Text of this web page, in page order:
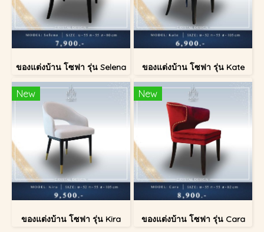
ของแต่งบ้าน โซฟา รุ่น Selena ของแต่งบ้าน โซฟา รุ่น Kate
New
ของแต่งบ้าน โซฟา รุ่น Kira
New
ของแต่งบ้าน โซฟา รุ่น Cara